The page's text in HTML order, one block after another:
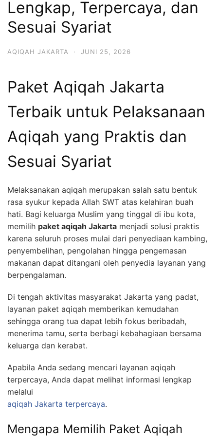
6713
Lengkap, Terpercaya, dan
Sesuai Syariat
AQIQAH JAKARTA · JUNI 25, 2026
Paket Aqiqah Jakarta
Terbaik untuk Pelaksanaan
Aqiqah yang Praktis dan
Sesuai Syariat
Melaksanakan aqiqah merupakan salah satu bentuk
rasa syukur kepada Allah SWT atas kelahiran buah
hati. Bagi keluarga Muslim yang tinggal di ibu kota,
memilih paket aqiqah Jakarta menjadi solusi praktis
karena seluruh proses mulai dari penyediaan kambing,
penyembelihan, pengolahan hingga pengemasan
makanan dapat ditangani oleh penyedia layanan yang
berpengalaman.
Di tengah aktivitas masyarakat Jakarta yang padat,
layanan paket aqiqah memberikan kemudahan
sehingga orang tua dapat lebih fokus beribadah,
menerima tamu, serta berbagi kebahagiaan bersama
keluarga dan kerabat.
Apabila Anda sedang mencari layanan aqiqah
terpercaya, Anda dapat melihat informasi lengkap
melalui
aqiqah Jakarta terpercaya.
Mengapa Memilih Paket Aqiqah